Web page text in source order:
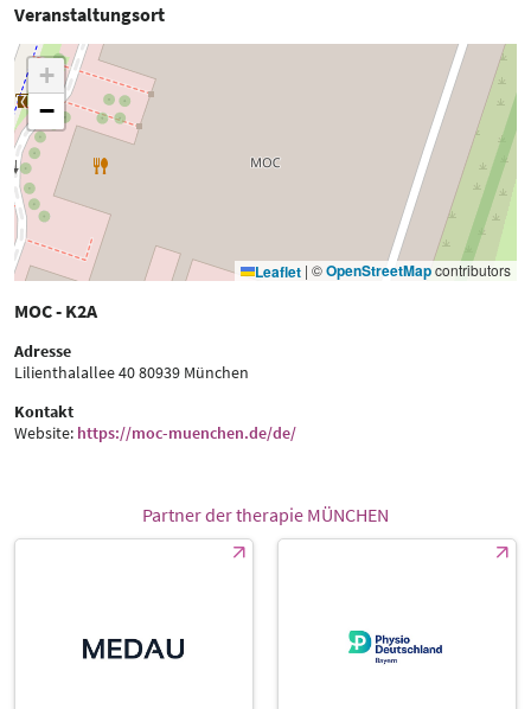
Veranstaltungsort
+
−
Leaflet | ©OpenStreetMapcontributors
MOC - K2A
Adresse
Lilienthalallee 4080939 München
Kontakt
Website: https://moc-muenchen.de/de/
Partner der therapie MÜNCHEN